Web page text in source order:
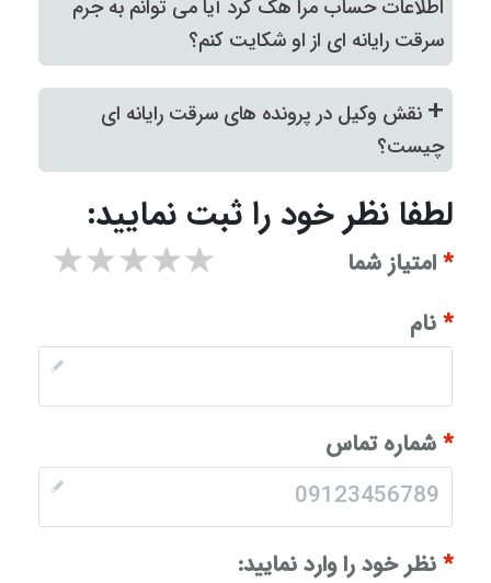
اطلاعات حساب مرا هک کرد آیا می توانم به جرم
سرقت رایانه ای از او شکایت کنم؟
+ نقش وکیل در پرونده های سرقت رایانه ای
چیست؟
لطفا نظر خود را ثبت نمایید:
*امتیاز شما ۵ stars ۴ stars ۳ stars ۲ stars
*نام
*شماره تماس
*نظر خود را وارد نمایید: